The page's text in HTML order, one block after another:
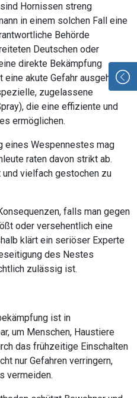
Hornissen streng
in einem solchen Fall eine
Behörde
Deutschen oder
direkte Bekämpfung
akute Gefahr ausgeht.
zugelassene
die eine effiziente und
ermöglichen.
eines Wespennestes mag
raten davon strikt ab.
und vielfach gestochen zu
falls man gegen
oder versehentlich eine
klärt ein seriöser Experte
des Nestes
zulässig ist.
ist in
um Menschen, Haustiere
das frühzeitige Einschalten
nur Gefahren verringern,
vermeiden.